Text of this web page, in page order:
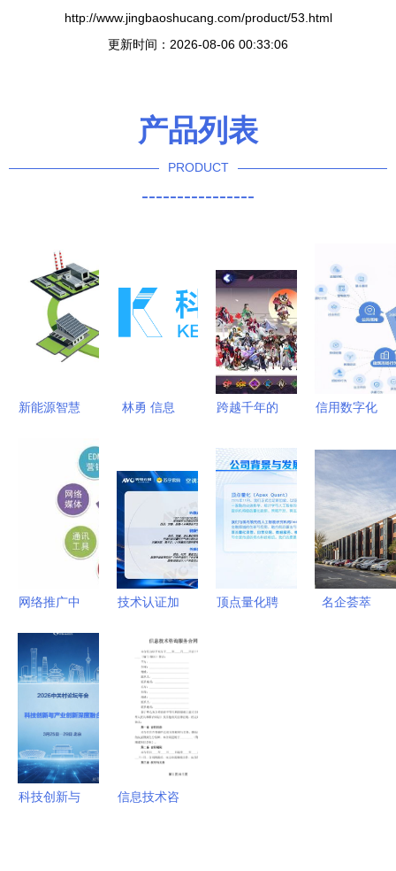
http://www.jingbaoshucang.com/product/53.html
更新时间：2026-08-06 00:33:06
产品列表
PRODUCT
----------------
新能源智慧
日新科技赋
能行业转型
林勇 信息
跨越千年的
官网代理加
盟与信息技
术咨询服务
的价值重构
信用数字化
服务管理中
的应用场景
分析 ——
以工保科技
信息技术咨
网络推广中
外部数据及
Excel支持
据源
（2024年
12月测评）
技术认证加
力点燃夏日
清凉 追觅
双机械臂空
调X30焕新
首选
顶点量化聘
名企荟萃
科技创新与
信息技术咨